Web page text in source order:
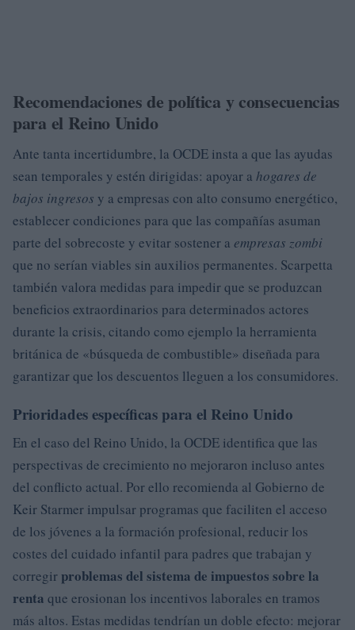
Recomendaciones de política y consecuencias
para el Reino Unido
Ante tanta incertidumbre, la OCDE insta a que las ayudas
sean temporales y estén dirigidas: apoyar a hogares de
bajos ingresos y a empresas con alto consumo energético,
establecer condiciones para que las compañías asuman
parte del sobrecoste y evitar sostener a empresas zombi
que no serían viables sin auxilios permanentes. Scarpetta
también valora medidas para impedir que se produzcan
beneficios extraordinarios para determinados actores
durante la crisis, citando como ejemplo la herramienta
británica de «búsqueda de combustible» diseñada para
garantizar que los descuentos lleguen a los consumidores.
Prioridades específicas para el Reino Unido
En el caso del Reino Unido, la OCDE identifica que las
perspectivas de crecimiento no mejoraron incluso antes
del conflicto actual. Por ello recomienda al Gobierno de
Keir Starmer impulsar programas que faciliten el acceso
de los jóvenes a la formación profesional, reducir los
costes del cuidado infantil para padres que trabajan y
corregir problemas del sistema de impuestos sobre la
renta que erosionan los incentivos laborales en tramos
más altos. Estas medidas tendrían un doble efecto: mejorar